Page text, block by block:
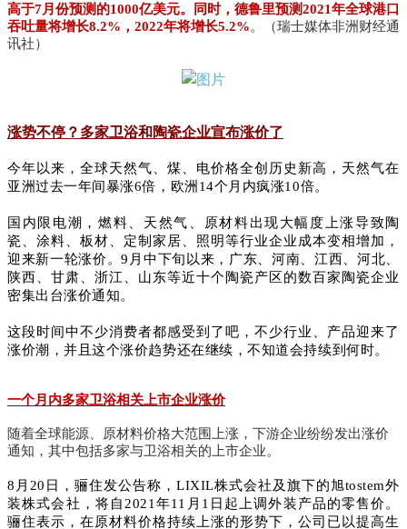
高于7月份预测的1000亿美元。同时，德鲁里预测2021年全球港口
吞吐量将增长8.2%，2022年将增长5.2%。（瑞士媒体非洲财经通
讯社）
涨势不停？多家卫浴和陶瓷企业宣布涨价了
今年以来，全球天然气、煤、电价格全创历史新高，天然气在
亚洲过去一年间暴涨6倍，欧洲14个月内疯涨10倍。
国内限电潮，燃料、天然气、原材料出现大幅度上涨导致陶
瓷、涂料、板材、定制家居、照明等行业企业成本变相增加，
迎来新一轮涨价。9月中下旬以来，广东、河南、江西、河北、
陕西、甘肃、浙江、山东等近十个陶瓷产区的数百家陶瓷企业
密集出台涨价通知。
这段时间中不少消费者都感受到了吧，不少行业、产品迎来了
涨价潮，并且这个涨价趋势还在继续，不知道会持续到何时。
一个月内多家卫浴相关上市企业涨价
随着全球能源、原材料价格大范围上涨，下游企业纷纷发出涨价
通知，其中包括多家与卫浴相关的上市企业。
8月20日，骊住发公告称，LIXIL株式会社及旗下的旭tostem外
装株式会社，将自2021年11月1日起上调外装产品的零售价。
骊住表示，在原材料价格持续上涨的形势下，公司已以提高生